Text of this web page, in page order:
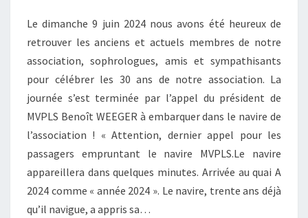
Le dimanche 9 juin 2024 nous avons été heureux de
retrouver les anciens et actuels membres de notre
association, sophrologues, amis et sympathisants
pour célébrer les 30 ans de notre association. La
journée s’est terminée par l’appel du président de
MVPLS Benoît WEEGER à embarquer dans le navire de
l’association ! « Attention, dernier appel pour les
passagers empruntant le navire MVPLS.Le navire
appareillera dans quelques minutes. Arrivée au quai A
2024 comme « année 2024 ». Le navire, trente ans déjà
qu’il navigue, a appris sa…